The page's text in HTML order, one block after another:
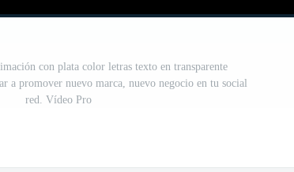
con plata color letras texto en transparente
a promover nuevo marca, nuevo negocio en tu social
red. Vídeo Pro